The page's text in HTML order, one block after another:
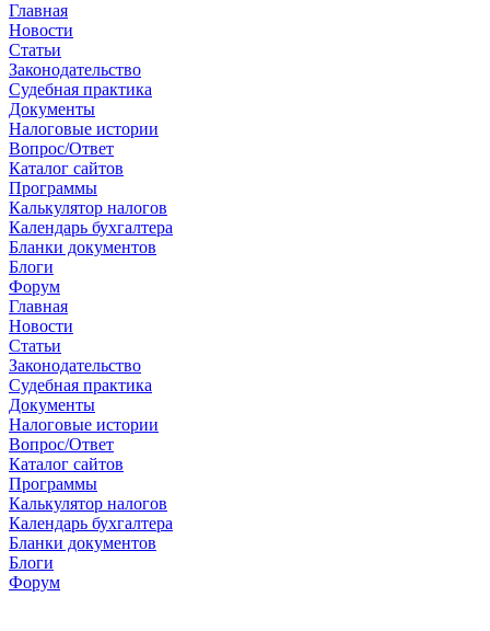
Главная
Новости
Cтатьи
Законодательство
Судебная практика
Документы
Налоговые истории
Вопрос/Ответ
Каталог сайтов
Программы
Калькулятор налогов
Календарь бухгалтера
Бланки документов
Блоги
Форум
Главная
Новости
Cтатьи
Законодательство
Судебная практика
Документы
Налоговые истории
Вопрос/Ответ
Каталог сайтов
Программы
Калькулятор налогов
Календарь бухгалтера
Бланки документов
Блоги
Форум